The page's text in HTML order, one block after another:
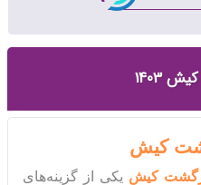
1403
کیش
کیش یکی از گزینه‌های